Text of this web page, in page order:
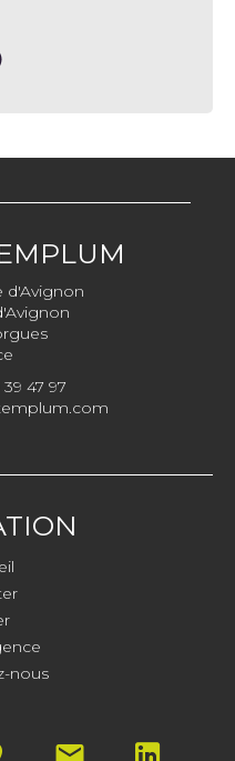
d'Avignon
47 97
nous